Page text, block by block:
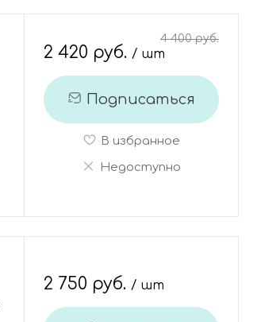
2 420 руб. / шт
4 400 руб.
Подписаться
В избранное
Недоступно
2 750 руб. / шт